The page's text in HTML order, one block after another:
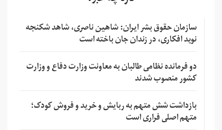
سازمان حقوق بشر ایران: شاهین ناصری، شاهد شکنجه
نوید افکاری، در زندان جان باخته است
دو فرمانده نظامی طالبان به معاونت وزارت دفاع و وزارت
کشور منصوب شدند
بازداشت شش متهم به ربایش و خرید و فروش کودک؛
متهم اصلی فراری است